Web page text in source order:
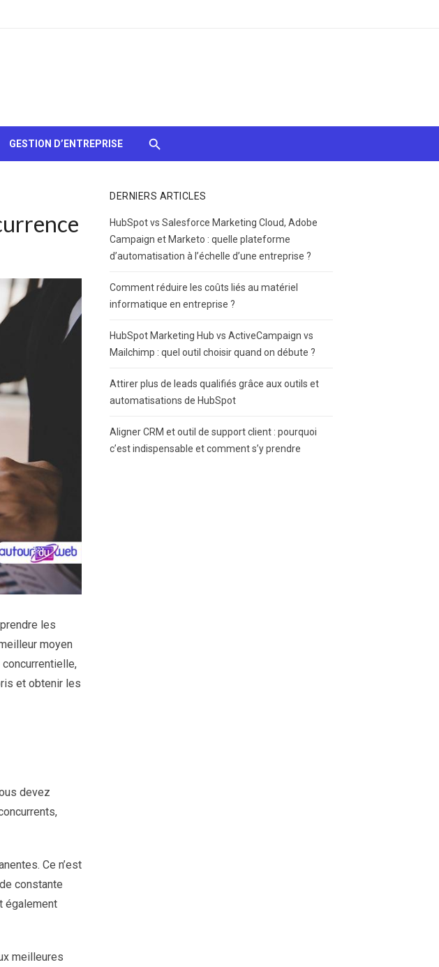
GESTION D’ENTREPRISE
les
moyen
et obtenir les
devez
Ce n’est
constante
également
meilleures
DERNIERS ARTICLES
HubSpot vs Salesforce Marketing Cloud, Adobe
Campaign et Marketo : quelle plateforme
d’automatisation à l’échelle d’une entreprise ?
Comment réduire les coûts liés au matériel
informatique en entreprise ?
HubSpot Marketing Hub vs ActiveCampaign vs
Mailchimp : quel outil choisir quand on débute ?
Attirer plus de leads qualifiés grâce aux outils et
automatisations de HubSpot
Aligner CRM et outil de support client : pourquoi
c’est indispensable et comment s’y prendre